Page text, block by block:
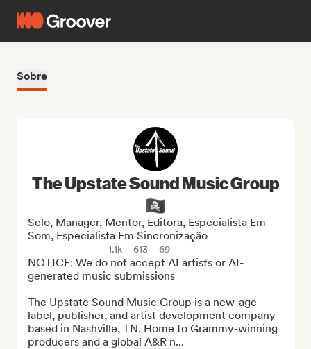
Sobre
The Upstate Sound Music Group
🏴‍☠️
Selo, Manager, Mentor, Editora, Especialista Em
Som, Especialista Em Sincronização
1.1k 613 69
NOTICE: We do not accept AI artists or AI-
generated music submissions
The Upstate Sound Music Group is a new-age
label, publisher, and artist development company
based in Nashville, TN. Home to Grammy-winning
producers and a global A&R n...